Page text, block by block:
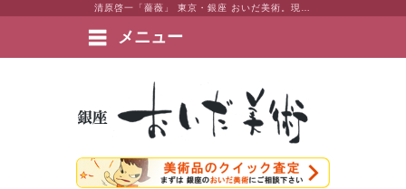
メニュー
絵画など美術品の販売と買取 | 東京・銀座 おいだ美術